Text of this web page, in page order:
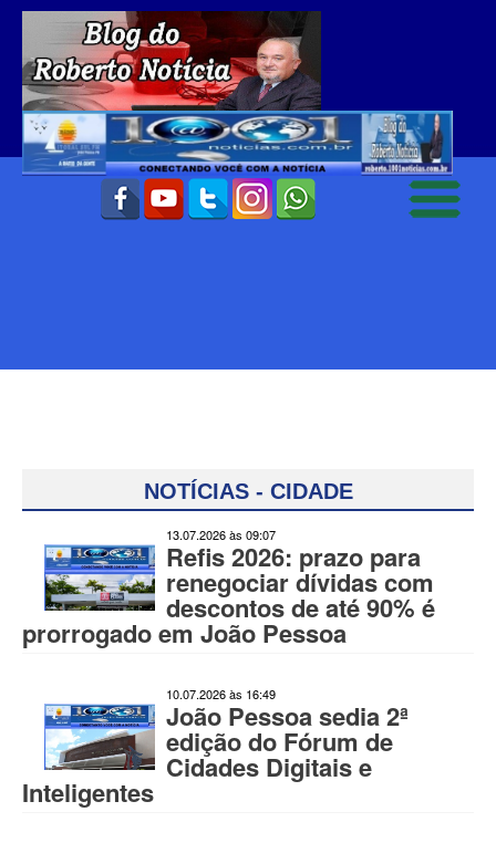
NOTÍCIAS - CIDADE
13.07.2026 às 09:07
Refis 2026: prazo para
renegociar dívidas com
descontos de até 90% é
prorrogado em João Pessoa
10.07.2026 às 16:49
João Pessoa sedia 2ª
edição do Fórum de
Cidades Digitais e
Inteligentes